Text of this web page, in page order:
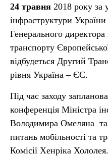
24 травня 2018 року за
інфраструктури
Генерального директора
транспорту
відбудеться Другий
рівня Україна – ЄС.
Під час заходу
конференція Міністра
Володимира Омеляна та
питань мобільності та
Комісії Хенріка Хололея.